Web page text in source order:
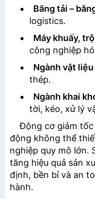
Gửi thông tin
Băng tải –
logistics.
Máy khuấy,
công nghiệp
Ngành vật
thép.
Ngành khai
tời, kéo, xử lý
Động cơ giảm tốc
động không thể
nghiệp quy mô lớn.
tăng hiệu quả sản
định, bền bỉ và an
hành.